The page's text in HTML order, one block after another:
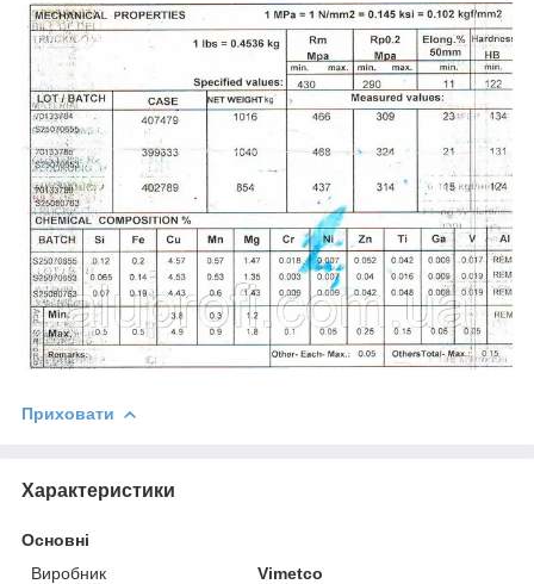
Приховати
Характеристики
Основні
Виробник
Vimetco